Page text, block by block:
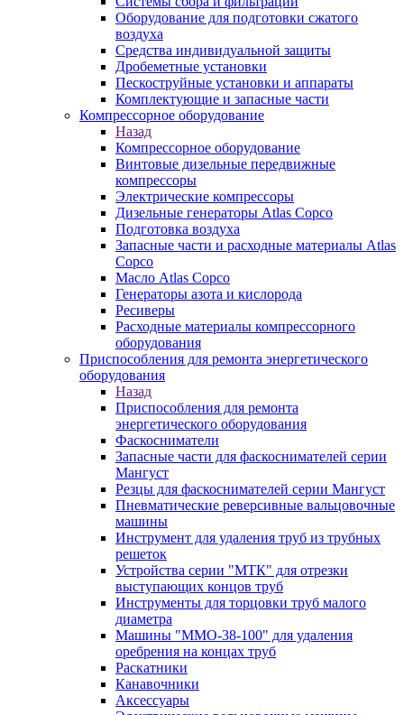
Оборудование для подготовки сжатого
воздуха
Средства индивидуальной защиты
Дробеметные установки
Пескоструйные установки и аппараты
Комплектующие и запасные части
Компрессорное оборудование
Назад
Компрессорное оборудование
Винтовые дизельные передвижные
компрессоры
Электрические компрессоры
Дизельные генераторы Atlas Copco
Подготовка воздуха
Запасные части и расходные материалы Atlas
Copco
Масло Atlas Copco
Генераторы азота и кислорода
Ресиверы
Расходные материалы компрессорного
оборудования
Приспособления для ремонта энергетического
оборудования
Назад
Приспособления для ремонта
энергетического оборудования
Фаскосниматели
Запасные части для фаскоснимателей серии
Мангуст
Резцы для фаскоснимателей серии Мангуст
Пневматические реверсивные вальцовочные
машины
Инструмент для удаления труб из трубных
решеток
Устройства серии "МТК" для отрезки
выступающих концов труб
Инструменты для торцовки труб малого
диаметра
Машины "ММО-38-100" для удаления
оребрения на концах труб
Раскатники
Канавочники
Аксессуары